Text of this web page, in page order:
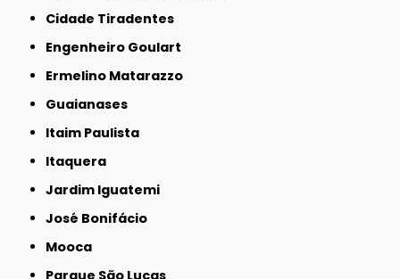
Cidade Tiradentes
Engenheiro Goulart
Ermelino Matarazzo
Guaianases
Itaim Paulista
Itaquera
Jardim Iguatemi
José Bonifácio
Mooca
Parque São Lucas